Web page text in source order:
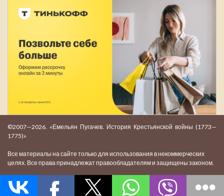
©2007—2026. «Емельян Пугачев. История Крестьянской войны (1773—
1775)»
Все материалы на сайте только для использования в некоммерческих
целях. Все права принадлежат правообладателям и защищены законом.